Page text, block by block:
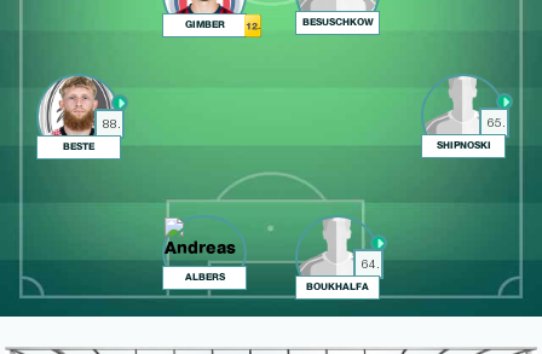
GIMBER 12. BESUSCHKOW
88.
BESTE
65.
SHIPNOSKI
ALBERS
64.
BOUKHALFA